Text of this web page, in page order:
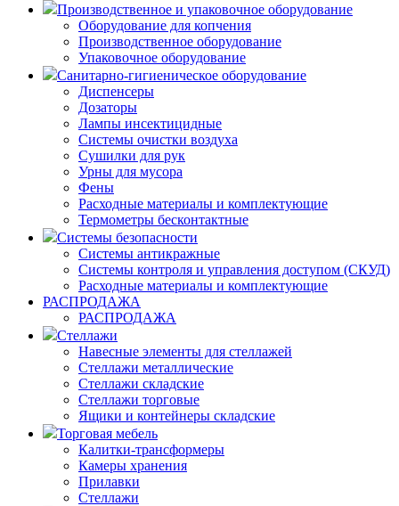
Производственное и упаковочное оборудование
Оборудование для копчения
Производственное оборудование
Упаковочное оборудование
Санитарно-гигиеническое оборудование
Диспенсеры
Дозаторы
Лампы инсектицидные
Системы очистки воздуха
Сушилки для рук
Урны для мусора
Фены
Расходные материалы и комплектующие
Термометры бесконтактные
Системы безопасности
Системы антикражные
Системы контроля и управления доступом (СКУД)
Расходные материалы и комплектующие
РАСПРОДАЖА
РАСПРОДАЖА
Стеллажи
Навесные элементы для стеллажей
Стеллажи металлические
Стеллажи складские
Стеллажи торговые
Ящики и контейнеры складские
Торговая мебель
Калитки-трансформеры
Камеры хранения
Прилавки
Стеллажи